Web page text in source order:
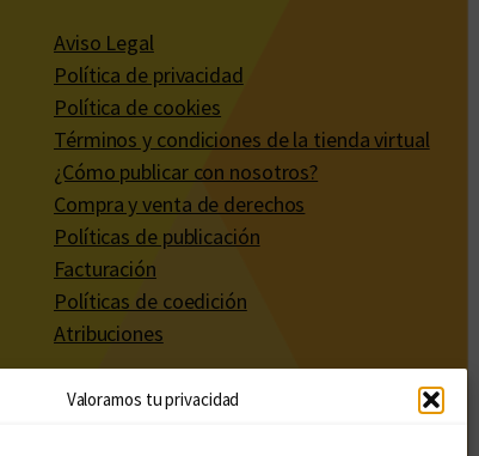
Valoramos tu privacidad
Aviso Legal
Política de privacidad
Política de cookies
Términos y condiciones de la tienda virtual
¿Cómo publicar con nosotros?
Compra y venta de derechos
Políticas de publicación
Facturación
Políticas de coedición
Atribuciones